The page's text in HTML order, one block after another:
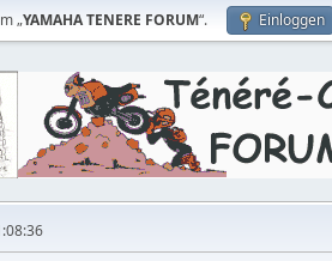
„YAMAHA TENERE FORUM“. Einloggen